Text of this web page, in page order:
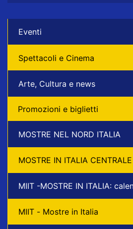
Eventi
Spettacoli e Cinema
Arte, Cultura e news
Promozioni e biglietti
MOSTRE NEL NORD ITALIA
MOSTRE IN ITALIA CENTRALE
MIIT -MOSTRE IN ITALIA:
MIIT - Mostre in Italia